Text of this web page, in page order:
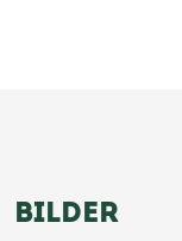
BILDER